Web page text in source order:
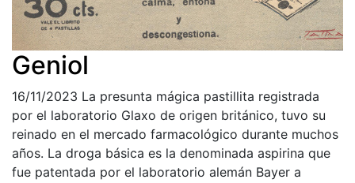
Geniol
16/11/2023 La presunta mágica pastillita registrada
por el laboratorio Glaxo de origen británico, tuvo su
reinado en el mercado farmacológico durante muchos
años. La droga básica es la denominada aspirina que
fue patentada por el laboratorio alemán Bayer a